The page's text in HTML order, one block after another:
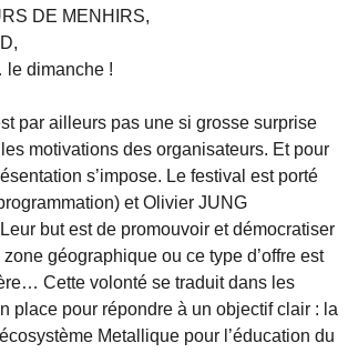
DE MENHIRS,
dimanche !
par ailleurs pas une si grosse surprise
motivations des organisateurs. Et pour
s’impose. Le festival est porté
et Olivier JUNG
but est de promouvoir et démocratiser
géographique ou ce type d’offre est
Cette volonté se traduit dans les
place pour répondre à un objectif clair : la
Metallique pour l’éducation du